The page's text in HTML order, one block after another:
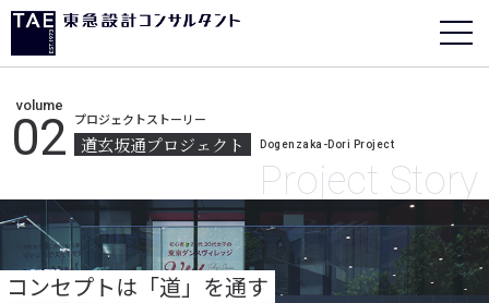
volume
02 プロジェクトストーリー
道玄坂通プロジェクト Dogenzaka-Dori Project
Project Story
コンセプトは「道」を通す